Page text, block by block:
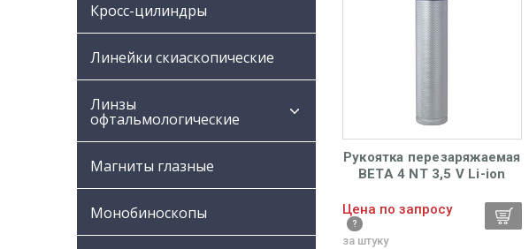
Кросс-цилиндры
Линейки скиаскопические
Линзы
офтальмологические
Магниты глазные
Монобиноскопы
Рукоятка перезаряжаемая
BETA 4 NT 3,5 V Li-ion
Цена по запросу
за штуку